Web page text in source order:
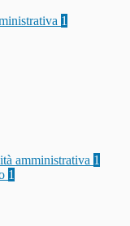
1
amministrativa 1
1